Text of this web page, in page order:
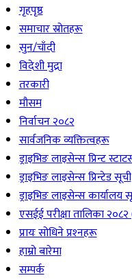
गृहपृष्ठ
समाचार स्रोतहरू
सुन/चाँदी
विदेशी मुद्रा
तरकारी
मौसम
निर्वाचन २०८२
सार्वजनिक व्यक्तित्वहरू
ड्राइभिङ लाइसेन्स प्रिन्ट
ड्राइभिङ लाइसेन्स प्रिन्टेड सूची
ड्राइभिङ लाइसेन्स कार्यालय
एसईई परीक्षा तालिका
प्रायः सोधिने प्रश्‍नहरू
हाम्रो बारेमा
सम्पर्क